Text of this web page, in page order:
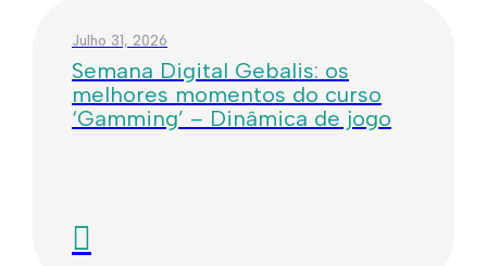
Julho 31, 2026
Semana Digital Gebalis: os
melhores momentos do curso
‘Gamming’ – Dinâmica de jogo